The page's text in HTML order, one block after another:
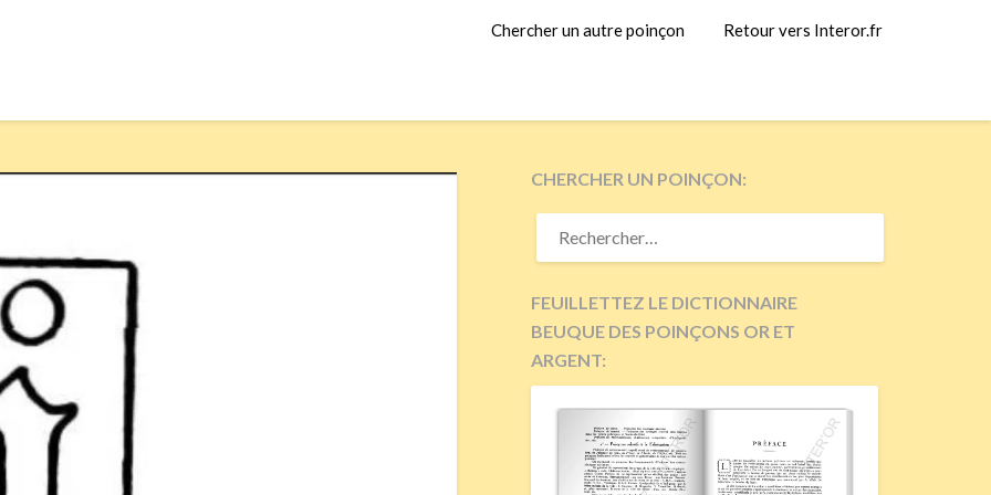
Chercher un autre poinçon Retour vers Interor.fr
CHERCHER UN POINÇON:
RECHERCHER :
FEUILLETTEZ LE DICTIONNAIRE
BEUQUE DES POINÇONS OR ET
ARGENT: